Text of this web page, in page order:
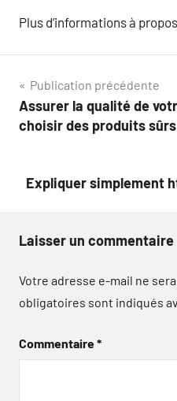
Plus d’informations à
Navigation
de
Publication précédente
Assurer la qualité de
choisir des produits
Expliquer simplement
Laisser un commentaire
Votre adresse e-mail ne
obligatoires sont indiqués
Commentaire*